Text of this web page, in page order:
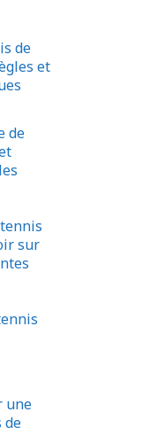
de
et
de
sur
une
de